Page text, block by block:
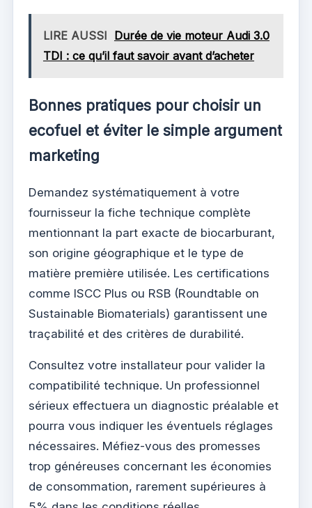
LIRE AUSSI Durée de vie moteur Audi 3.0
TDI : ce qu’il faut savoir avant d’acheter
Bonnes pratiques pour choisir un
ecofuel et éviter le simple argument
marketing
Demandez systématiquement à votre
fournisseur la fiche technique complète
mentionnant la part exacte de biocarburant,
son origine géographique et le type de
matière première utilisée. Les certifications
comme ISCC Plus ou RSB (Roundtable on
Sustainable Biomaterials) garantissent une
traçabilité et des critères de durabilité.
Consultez votre installateur pour valider la
compatibilité technique. Un professionnel
sérieux effectuera un diagnostic préalable et
pourra vous indiquer les éventuels réglages
nécessaires. Méfiez-vous des promesses
trop généreuses concernant les économies
de consommation, rarement supérieures à